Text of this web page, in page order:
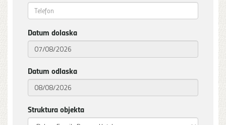
Datum dolaska
Datum odlaska
Struktura objekta